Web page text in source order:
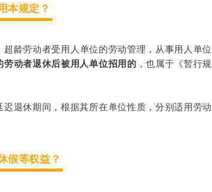
本规定？
超龄劳动者受用人单位的劳动管理，从事用人单位
动者退休后被用人单位招用的 ，也属于《暂行规
退休期间，根据其所在单位性质，分别适用劳动
假等权益？